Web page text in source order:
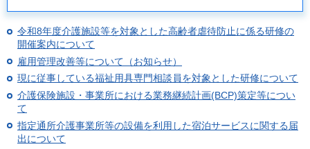
令和8年度介護施設等を対象とした高齢者虐待防止に係る研修の
開催案内について
雇用管理改善等について（お知らせ）
現に従事している福祉用具専門相談員を対象とした研修について
介護保険施設・事業所における業務継続計画(BCP)策定等につい
て
指定通所介護事業所等の設備を利用した宿泊サービスに関する届
出について